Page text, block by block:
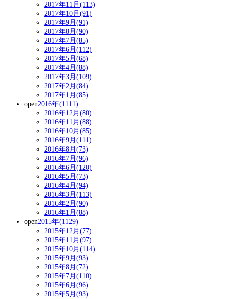
2017年11月(113)
2017年10月(91)
2017年9月(91)
2017年8月(90)
2017年7月(85)
2017年6月(112)
2017年5月(68)
2017年4月(88)
2017年3月(109)
2017年2月(84)
2017年1月(85)
open2016年(1111)
2016年12月(80)
2016年11月(88)
2016年10月(85)
2016年9月(111)
2016年8月(73)
2016年7月(96)
2016年6月(120)
2016年5月(73)
2016年4月(94)
2016年3月(113)
2016年2月(90)
2016年1月(88)
open2015年(1129)
2015年12月(77)
2015年11月(97)
2015年10月(114)
2015年9月(93)
2015年8月(72)
2015年7月(110)
2015年6月(96)
2015年5月(93)